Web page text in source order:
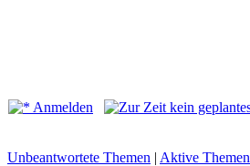
Anmelden
Unbeantwortete Themen | Aktive Themen